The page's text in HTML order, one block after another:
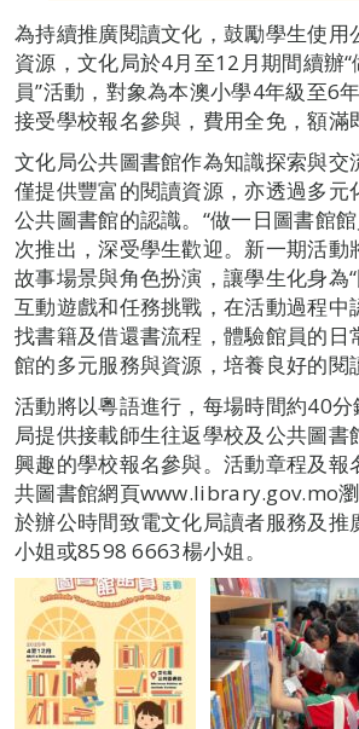
為持續推廣閱讀文化，鼓勵學生使用
資源，文化局於4月至12月期間續辦
員”活動，對象為本澳小學4年級至6
接受學校報名參與，費用全免，額滿
文化局公共圖書館作為知識探索與交
僅提供豐富的閱讀資源，亦透過多元
公共圖書館的認識。“做一日圖書館
次推出，深受學生歡迎。新一期活動
故事場景與角色扮演，讓學生化身為
互動遊戲和任務挑戰，在活動過程中
找書籍及借還書流程，體驗館員的日
館的多元服務與資源，培養良好的閱
活動將以粵語進行，每場時間約40
局提供接載師生往返學校及公共圖書
興趣的學校報名參與。活動章程及報
共圖書館網頁www.library.gov.mo
於辦公時間致電文化局讀者服務及
小姐或8598 6663楊小姐。